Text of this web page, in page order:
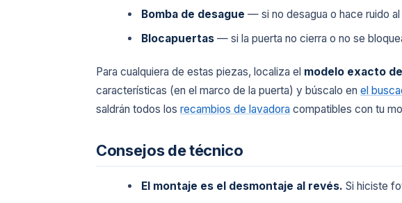
Bomba de desague — si no desagua o hace ruido
Blocapuertas — si la puerta no cierra o no se
Para cualquiera de estas piezas, localiza el modelo exacto
características (en el marco de la puerta) y búscalo en el
saldrán todos los recambios de lavadora compatibles con tu
Consejos de técnico
El montaje es el desmontaje al revés. Si hiciste